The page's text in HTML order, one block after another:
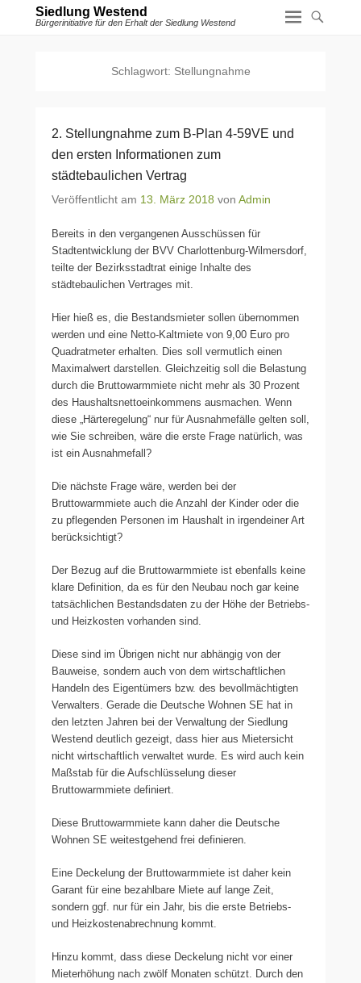
Siedlung Westend
Bürgerinitiative für den Erhalt der Siedlung Westend
Schlagwort: Stellungnahme
2. Stellungnahme zum B-Plan 4-59VE und
den ersten Informationen zum
städtebaulichen Vertrag
Veröffentlicht am 13. März 2018 von Admin
Bereits in den vergangenen Ausschüssen für
Stadtentwicklung der BVV Charlottenburg-Wilmersdorf,
teilte der Bezirksstadtrat einige Inhalte des
städtebaulichen Vertrages mit.
Hier hieß es, die Bestandsmieter sollen übernommen
werden und eine Netto-Kaltmiete von 9,00 Euro pro
Quadratmeter erhalten. Dies soll vermutlich einen
Maximalwert darstellen. Gleichzeitig soll die Belastung
durch die Bruttowarmmiete nicht mehr als 30 Prozent
des Haushaltsnettoeinkommens ausmachen. Wenn
diese „Härteregelung“ nur für Ausnahmefälle gelten soll,
wie Sie schreiben, wäre die erste Frage natürlich, was
ist ein Ausnahmefall?
Die nächste Frage wäre, werden bei der
Bruttowarmmiete auch die Anzahl der Kinder oder die
zu pflegenden Personen im Haushalt in irgendeiner Art
berücksichtigt?
Der Bezug auf die Bruttowarmmiete ist ebenfalls keine
klare Definition, da es für den Neubau noch gar keine
tatsächlichen Bestandsdaten zu der Höhe der Betriebs-
und Heizkosten vorhanden sind.
Diese sind im Übrigen nicht nur abhängig von der
Bauweise, sondern auch von dem wirtschaftlichen
Handeln des Eigentümers bzw. des bevollmächtigten
Verwalters. Gerade die Deutsche Wohnen SE hat in
den letzten Jahren bei der Verwaltung der Siedlung
Westend deutlich gezeigt, dass hier aus Mietersicht
nicht wirtschaftlich verwaltet wurde. Es wird auch kein
Maßstab für die Aufschlüsselung dieser
Bruttowarmmiete definiert.
Diese Bruttowarmmiete kann daher die Deutsche
Wohnen SE weitestgehend frei definieren.
Eine Deckelung der Bruttowarmmiete ist daher kein
Garant für eine bezahlbare Miete auf lange Zeit,
sondern ggf. nur für ein Jahr, bis die erste Betriebs-
und Heizkostenabrechnung kommt.
Hinzu kommt, dass diese Deckelung nicht vor einer
Mieterhöhung nach zwölf Monaten schützt. Durch den